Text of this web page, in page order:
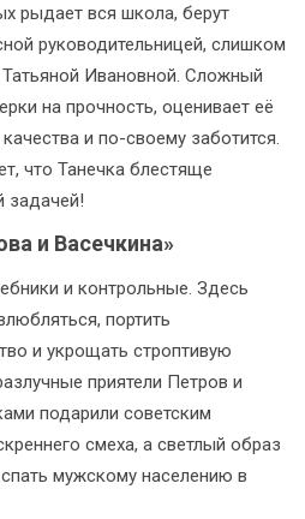
рыдает вся школа, берут
руководительницей, слишком
Ивановной. Сложный
на прочность, оценивает её
и по-своему заботится.
что Танечка блестяще
задачей!
и Васечкина»
и контрольные. Здесь
портить
и укрощать строптивую
приятели Петров и
подарили советским
смеха, а светлый образ
мужскому населению в